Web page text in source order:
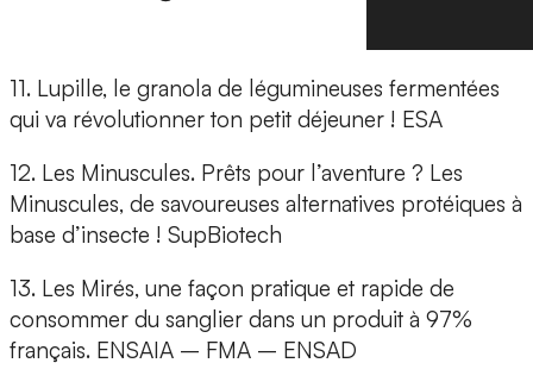
11. Lupille, le granola de légumineuses fermentées
qui va révolutionner ton petit déjeuner ! ESA
12. Les Minuscules. Prêts pour l’aventure ? Les
Minuscules, de savoureuses alternatives protéiques à
base d’insecte ! SupBiotech
13. Les Mirés, une façon pratique et rapide de
consommer du sanglier dans un produit à 97%
français. ENSAIA – FMA – ENSAD